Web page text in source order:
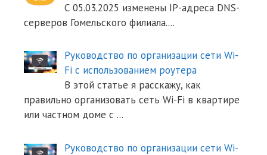
С 05.03.2025 изменены IP-адреса DNS-
серверов Гомельского филиала....
Руководство по организации сети Wi-
Fi с использованием роутера
В этой статье я расскажу, как
правильно организовать сеть Wi-Fi в квартире
или частном доме с ...
Руководство по организации сети Wi-